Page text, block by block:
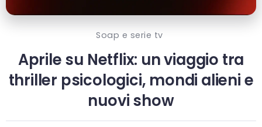
Soap e serie tv
Aprile su Netflix: un viaggio tra
thriller psicologici, mondi alieni e
nuovi show